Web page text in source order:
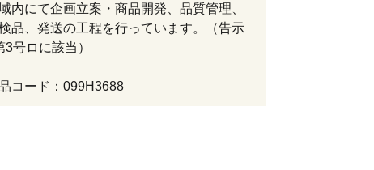
内にて企画立案・商品開発、品質管理、
品、発送の工程を行っています。（告示
3号ロに該当）
コード：099H3688